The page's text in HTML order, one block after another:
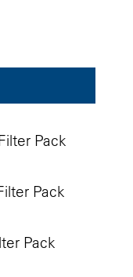
Pack
Pack
Pack